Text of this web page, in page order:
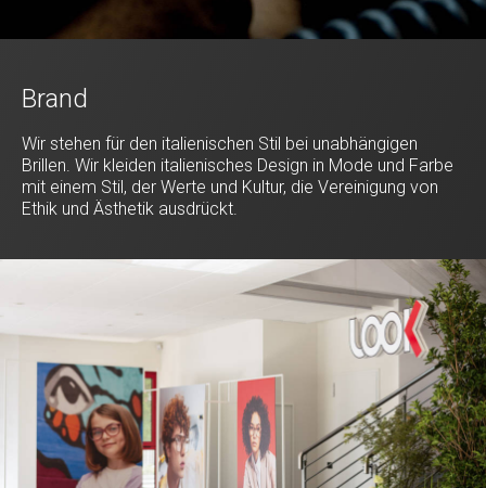
Brand
Wir stehen für den italienischen Stil bei unabhängigen
Brillen. Wir kleiden italienisches Design in Mode und Farbe
mit einem Stil, der Werte und Kultur, die Vereinigung von
Ethik und Ästhetik ausdrückt.